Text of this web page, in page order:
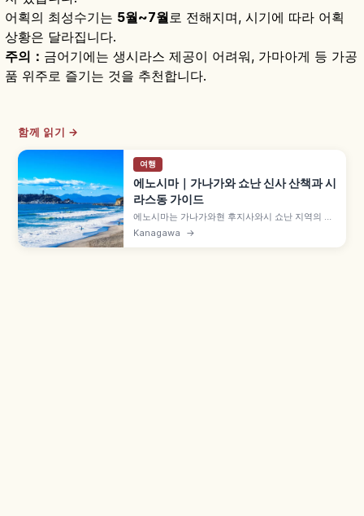
어획의 최성수기는 5월~7월로 전해지며, 시기에 따라 어획
상황은 달라집니다.
주의： 금어기에는 생시라스 제공이 어려워, 가마아게 등 가공
품 위주로 즐기는 것을 추천합니다.
함께 읽기 →
여행
에노시마｜가나가와 쇼난 신사 산책과 시
라스동 가이드
에노시마는 가나가와현 후지사와시 쇼난 지역의 인
기 섬으로, 도쿄에서 당일치기 여행지로 적합합니
다. 헤쓰·나카쓰·오쿠쓰 3사로 구성된 에노시마 신
Kanagawa →